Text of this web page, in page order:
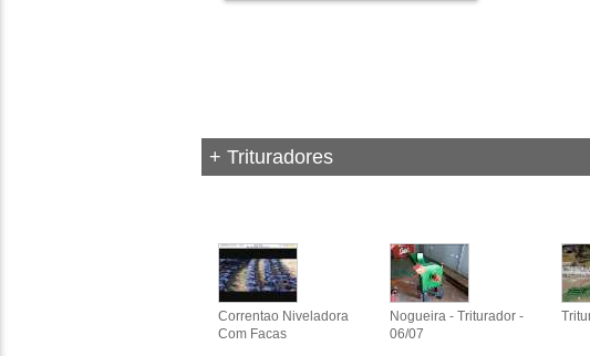
+ Trituradores
Correntao Niveladora
Com Facas
Nogueira - Triturador -
06/07